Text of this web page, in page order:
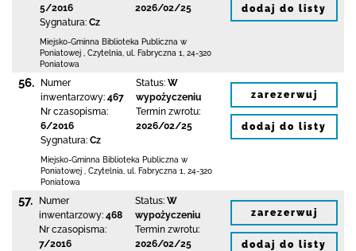
5/2016
Sygnatura: Cz
2026/02/25
Miejsko-Gminna Biblioteka Publiczna w
Poniatowej
Czytelnia, ul. Fabryczna 1
24-320
Poniatowa
dodaj do listy
56.
Numer
inwentarzowy: 467
Nr czasopisma:
6/2016
Sygnatura: Cz
Status: W
wypożyczeniu
Termin zwrotu:
2026/02/25
Miejsko-Gminna Biblioteka Publiczna w
Poniatowej
Czytelnia, ul. Fabryczna 1
24-320
Poniatowa
zarezerwuj
dodaj do listy
57.
Numer
inwentarzowy: 468
Nr czasopisma:
7/2016
Status: W
wypożyczeniu
Termin zwrotu:
2026/02/25
zarezerwuj
dodaj do listy